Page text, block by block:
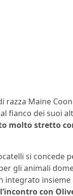
razza Maine
fianco dei suoi
molto stretto
si concede
gli animali
con